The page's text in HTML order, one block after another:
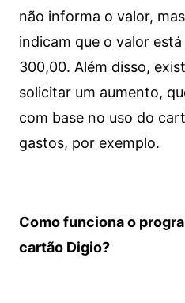
não informa o valor,
indicam que o valor
300,00. Além disso,
solicitar um aumento,
com base no uso do
gastos, por exemplo.
Como funciona o
cartão Digio?